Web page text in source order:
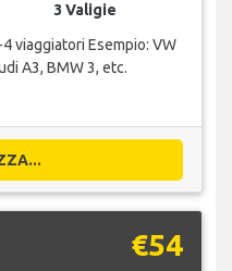
3 Valigie
viaggiatori Esempio: VW
A3, BMW 3, etc.
€54